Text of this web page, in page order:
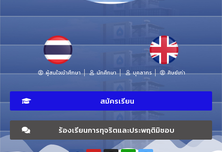
ผู้สนใจเข้าศึกษา นักศึกษา บุคลากร ศิษย์เก่า
สมัครเรียน
ร้องเรียนการทุจริตและประพฤติมิชอบ